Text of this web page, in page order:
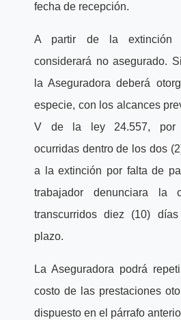
fecha de recepción.
A partir de la extinción
considerará no asegurado.
la Aseguradora deberá
especie, con los alcances
V de la ley 24.557, por
ocurridas dentro de los dos
a la extinción por falta de
trabajador denunciara la
transcurridos diez (10)
plazo.
La Aseguradora podrá
costo de las prestaciones
dispuesto en el párrafo